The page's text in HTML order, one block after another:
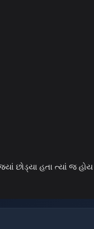
છોડ્યા હતા ત્યાં જ